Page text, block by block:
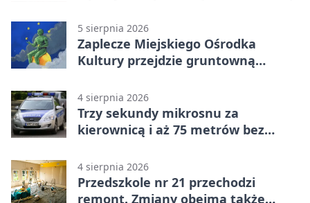
5 sierpnia 2026
Zaplecze Miejskiego Ośrodka
Kultury przejdzie gruntowną
4 sierpnia 2026
Trzy sekundy mikrosnu za
kierownicą i aż 75 metrów bez
4 sierpnia 2026
Przedszkole nr 21 przechodzi
remont. Zmiany obejmą także